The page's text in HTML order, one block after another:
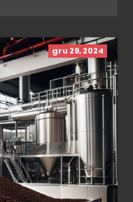
gru 29, 2024